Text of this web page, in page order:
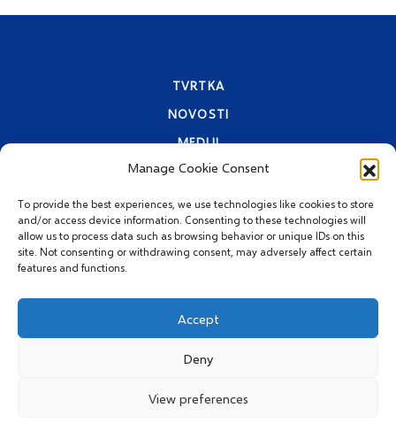
Manage Cookie Consent
To provide the best experiences, we use technologies like cookies to store
and/or access device information. Consenting to these technologies will
allow us to process data such as browsing behavior or unique IDs on this
site. Not consenting or withdrawing consent, may adversely affect certain
features and functions.
Accept
Deny
View preferences
TVRTKA
NOVOSTI
MEDIJI
KONTAKTI
PRAVA PRIVATNOSTI
© 2026 MEGGLE Hrvatska
d.o.o.